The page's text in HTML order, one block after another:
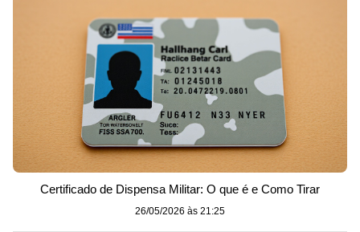
Certificado de Dispensa Militar: O que é e Como Tirar
26/05/2026 às 21:25